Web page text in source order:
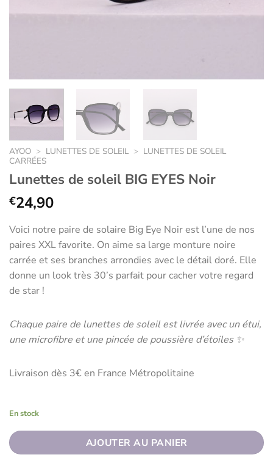
AYOO > LUNETTES DE SOLEIL > LUNETTES DE SOLEIL
CARRÉES
Lunettes de soleil BIG EYES Noir
€24,90
Voici notre paire de solaire Big Eye Noir est l’une de nos
paires XXL favorite. On aime sa large monture noire
carrée et ses branches arrondies avec le détail doré. Elle
donne un look très 30’s parfait pour cacher votre regard
de star !
Chaque paire de lunettes de soleil est livrée avec un étui,
une microfibre et une pincée de poussière d’étoiles ✨
Livraison dès 3€ en France Métropolitaine
En stock
AJOUTER AU PANIER